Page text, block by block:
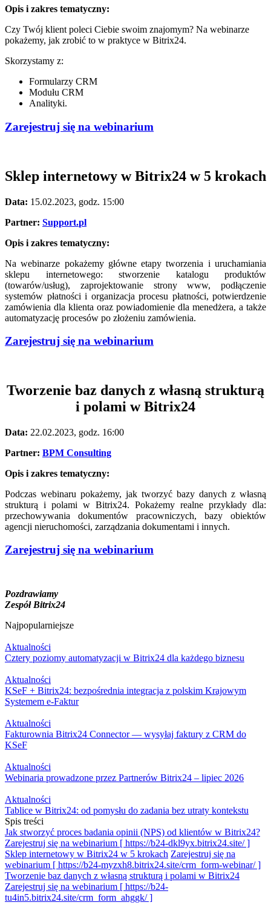
Opis i zakres tematyczny:
Czy Twój klient poleci Ciebie swoim znajomym? Na webinarze
pokażemy, jak zrobić to w praktyce w Bitrix24.
Skorzystamy z:
Formularzy CRM
Modułu CRM
Analityki.
Zarejestruj się na webinarium
Sklep internetowy w Bitrix24 w 5 krokach
Data: 15.02.2023, godz. 15:00
Partner: Support.pl
Opis i zakres tematyczny:
Na webinarze pokażemy główne etapy tworzenia i uruchamiania
sklepu internetowego: stworzenie katalogu produktów
(towarów/usług), zaprojektowanie strony www, podłączenie
systemów płatności i organizacja procesu płatności, potwierdzenie
zamówienia dla klienta oraz powiadomienie dla menedżera, a także
automatyzację procesów po złożeniu zamówienia.
Zarejestruj się na webinarium
Tworzenie baz danych z własną strukturą
i polami w Bitrix24
Data: 22.02.2023, godz. 16:00
Partner: BPM Consulting
Opis i zakres tematyczny:
Podczas webinaru pokażemy, jak tworzyć bazy danych z własną
strukturą i polami w Bitrix24. Pokażemy realne przykłady dla:
przechowywania dokumentów pracowniczych, bazy obiektów
agencji nieruchomości, zarządzania dokumentami i innych.
Zarejestruj się na webinarium
Pozdrawiamy
Zespół Bitrix24
Najpopularniejsze
Aktualności
Cztery poziomy automatyzacji w Bitrix24 dla każdego biznesu
Aktualności
KSeF + Bitrix24: bezpośrednia integracja z polskim Krajowym
Systemem e-Faktur
Aktualności
Fakturownia Bitrix24 Connector — wysyłaj faktury z CRM do
KSeF
Aktualności
Webinaria prowadzone przez Partnerów Bitrix24 – lipiec 2026
Aktualności
Tablice w Bitrix24: od pomysłu do zadania bez utraty kontekstu
Spis treści
Jak stworzyć proces badania opinii (NPS) od klientów w Bitrix24?
Zarejestruj się na webinarium [ https://b24-dkl9yx.bitrix24.site/ ]
Sklep internetowy w Bitrix24 w 5 krokach Zarejestruj się na
webinarium [ https://b24-myzxh8.bitrix24.site/crm_form-webinar/ ]
Tworzenie baz danych z własną strukturą i polami w Bitrix24
Zarejestruj się na webinarium [ https://b24-
tu4in5.bitrix24.site/crm_form_ahggk/ ]